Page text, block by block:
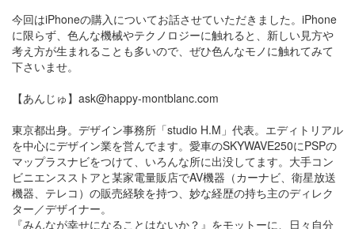
今回はiPhoneの購入についてお話させていただきました。iPhone
に限らず、色んな機械やテクノロジーに触れると、新しい見方や
考え方が生まれることも多いので、ぜひ色んなモノに触れてみて
下さいませ。
【あんじゅ】ask@happy-montblanc.com
東京都出身。デザイン事務所「studio H.M」代表。エディトリアル
を中心にデザイン業を営んでます。愛車のSKYWAVE250にPSPの
マップラスナビをつけて、いろんな所に出没してます。大手コン
ビニエンスストアと某家電量販店でAV機器（カーナビ、衛星放送
機器、テレコ）の販売経験を持つ、妙な経歴の持ち主のディレク
ター／デザイナー。
『みんなが幸せになることはないか？』をモットーに、日々自分